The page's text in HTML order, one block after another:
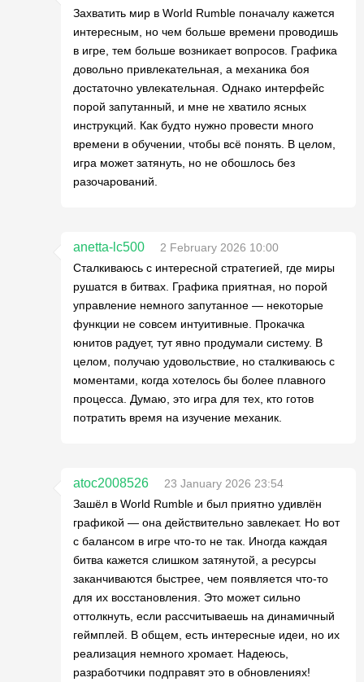
Захватить мир в World Rumble поначалу кажется
интересным, но чем больше времени проводишь
в игре, тем больше возникает вопросов. Графика
довольно привлекательная, а механика боя
достаточно увлекательная. Однако интерфейс
порой запутанный, и мне не хватило ясных
инструкций. Как будто нужно провести много
времени в обучении, чтобы всё понять. В целом,
игра может затянуть, но не обошлось без
разочарований.
anetta-lc500
2 February 2026 10:00
Сталкиваюсь с интересной стратегией, где миры
рушатся в битвах. Графика приятная, но порой
управление немного запутанное — некоторые
функции не совсем интуитивные. Прокачка
юнитов радует, тут явно продумали систему. В
целом, получаю удовольствие, но сталкиваюсь с
моментами, когда хотелось бы более плавного
процесса. Думаю, это игра для тех, кто готов
потратить время на изучение механик.
atoc2008526
23 January 2026 23:54
Зашёл в World Rumble и был приятно удивлён
графикой — она действительно завлекает. Но вот
с балансом в игре что-то не так. Иногда каждая
битва кажется слишком затянутой, а ресурсы
заканчиваются быстрее, чем появляется что-то
для их восстановления. Это может сильно
оттолкнуть, если рассчитываешь на динамичный
геймплей. В общем, есть интересные идеи, но их
реализация немного хромает. Надеюсь,
разработчики подправят это в обновлениях!